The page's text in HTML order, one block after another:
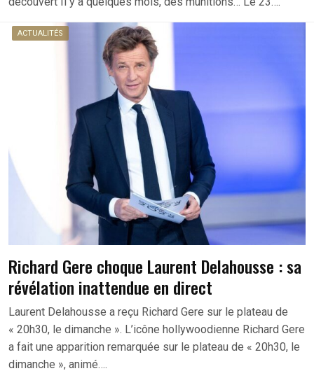
ACTUALITÉS
Richard Gere choque Laurent Delahousse : sa
révélation inattendue en direct
Laurent Delahousse a reçu Richard Gere sur le plateau de
« 20h30, le dimanche ». L’icône hollywoodienne Richard Gere
a fait une apparition remarquée sur le plateau de « 20h30, le
dimanche », animé….